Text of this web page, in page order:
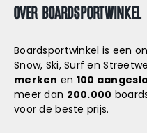
OVER BOARDSPORTWINKEL
Boardsportwinkel is een
Snow, Ski, Surf en
merken en 100
meer dan 200.000
voor de beste prijs.